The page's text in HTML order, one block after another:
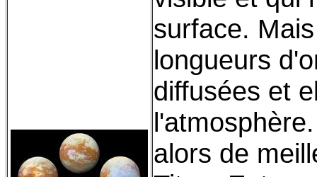
surface.
longueurs
diffusées et
alors de